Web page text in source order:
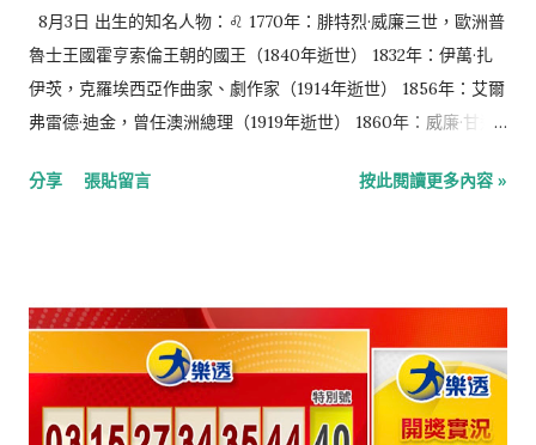
威廉·李卜克內西，德國工人運動活動家，德國社會民主黨的創始
人和領袖（生於1826年） 1938年：康斯坦丁·斯坦尼斯拉夫斯
基，蘇聯導演、戲劇理論家（生於1863年） 1941年：泰戈爾，印
度詩人（生於1861年） 1994年：劉海粟，國畫藝術大師（生於
1932年） 2013年：粘錫麟，臺灣著名環保社運人士（生於1939
8月3日 出生的知名人物：♌️ 1770年：腓特烈·威廉三世，歐洲普
魯士王國霍亨索倫王朝的國王（1840年逝世） 1832年：伊萬·扎
伊茨，克羅埃西亞作曲家、劇作家（1914年逝世） 1856年：艾爾
弗雷德·迪金，曾任澳洲總理（1919年逝世） 1860年：威廉·甘迺
任英國首相（1947年逝世） 1872年：哈康七世，挪威國王（1957
（2007年逝世） 1940年：馬丁·辛，演員，《白宮群英》 1941
年：瑪莎·司徒華，家政學家 1946年：傑克·司特勞，英國政治家
許冠英，香港演員（2011年逝世） 1948年：讓-皮埃爾·拉法蘭，
法國政治家，總理 1948年：翁啟惠，台灣科學家 1964年：艾比
分享 張貼留言 按此閱讀更多內容 »